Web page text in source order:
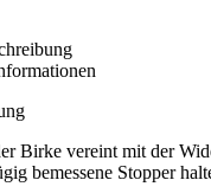
Birke vereint mit der
bemessene Stopper